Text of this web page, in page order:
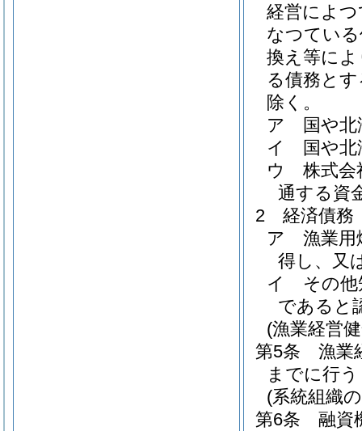
経営によ
なつてい
換え等に
る債務と
除く。
ア 国や北
イ 国や北
ウ 株式会
通する資
2 経済債務
ア 漁業用
得し、又
イ その他
であると
(漁業経営
第5条
漁業
までに行
(系統組織
第6条
融資